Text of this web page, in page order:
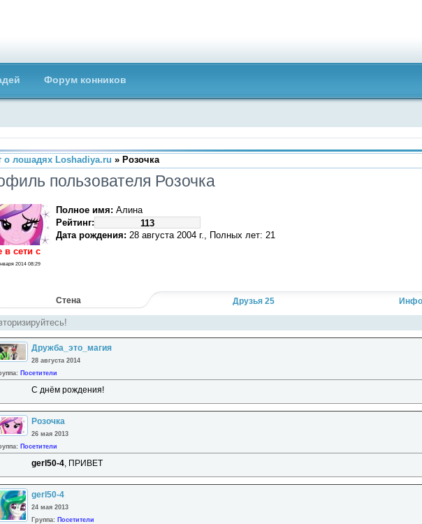
Форум конников
о лошадях Loshadiya.ru » Розочка
пользователя Розочка
в сети c
2014 08:29
Полное имя: Алина
Рейтинг:
113
Дата рождения: 28 августа 2004 г., Полных лет: 21
Стена Друзья 25
Дружба_это_магия
28 августа 2014
Посетители
С днём рождения!
Розочка
26 мая 2013
Посетители
gerl50-4, ПРИВЕТ
gerl50-4
24 мая 2013
Группа: Посетители